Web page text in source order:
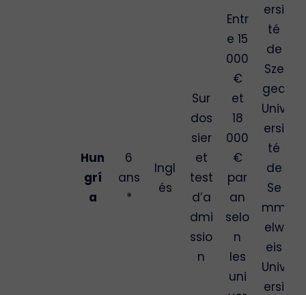
Hun
grí
a
6
ans
*
Ingl
és
Sur
dos
sier
et
test
d’a
dmi
ssio
n
Entr
e 15
000
€
et
18
000
€
par
an
selo
n
les
uni
ersi
té
de
Sze
ged
Univ
ersi
té
de
Se
mm
elw
eis
Univ
ersi